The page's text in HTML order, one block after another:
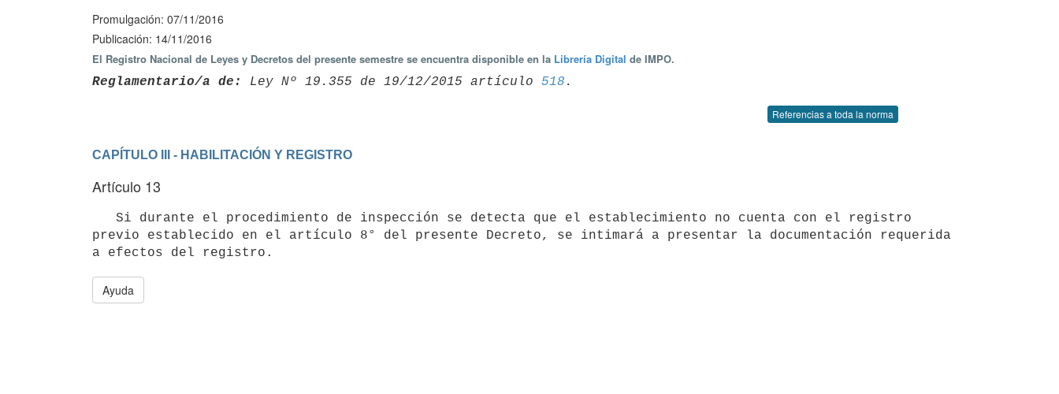
Promulgación: 07/11/2016
Publicación: 14/11/2016
El Registro Nacional de Leyes y Decretos del presente semestre se encuentra disponible en la Librería Digital de IMPO.
Reglamentario/a de: Ley Nº 19.355 de 19/12/2015 artículo 518
Referencias a toda la norma
CAPÍTULO III - HABILITACIÓN Y REGISTRO
Artículo 13
previo establecido en el artículo 8° del presente Decreto, se intimará a presentar la documentación requerida
a efectos del registro.
Ayuda